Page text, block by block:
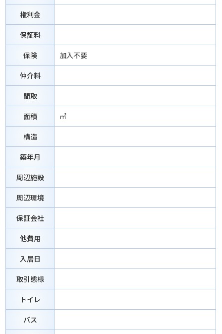
権利金
保証料
保険 加入不要
仲介料
間取
面積 ㎡
構造
築年月
周辺施設
周辺環境
保証会社
他費用
入居日
取引態様
トイレ
バス